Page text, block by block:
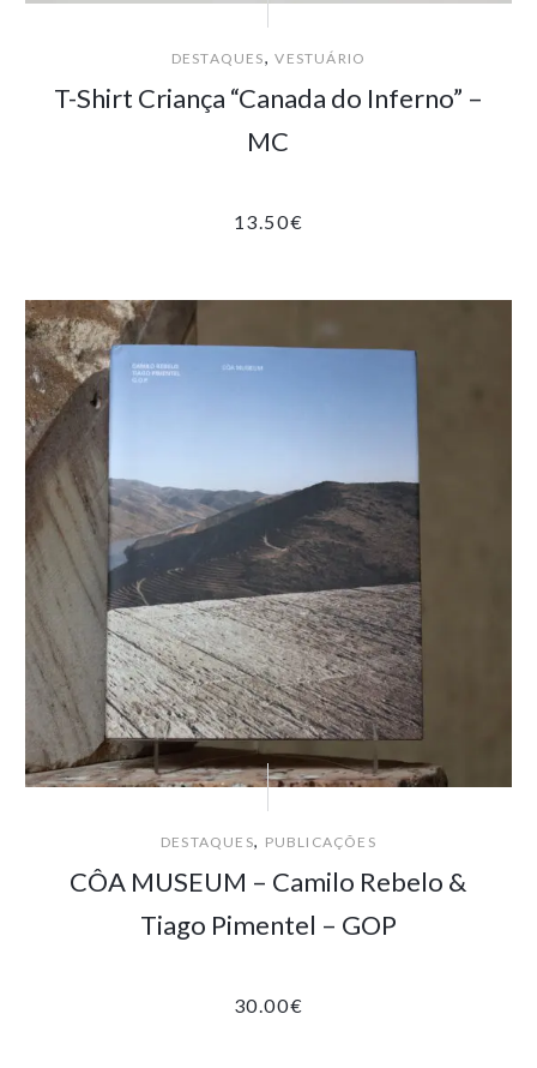
DESTAQUES,VESTUÁRIO
T-Shirt Criança “Canada do Inferno” –
MC
13.50€
DESTAQUES, PUBLICAÇÕES
CÔA MUSEUM – Camilo Rebelo &
Tiago Pimentel – GOP
30.00€